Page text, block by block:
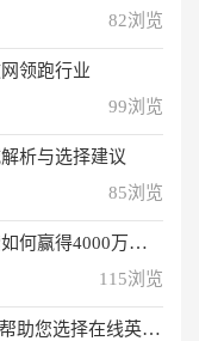
82浏览
领跑行业
99浏览
析与选择建议
85浏览
4000万用户信赖？
115浏览
择在线英语学习方法